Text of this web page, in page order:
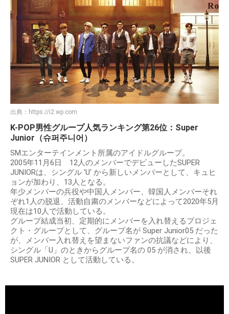
出典： https://i2.wp.com
K-POP男性グループ人気ランキング第26位：Super
Junior（슈퍼주니어）
SMエンターテインメント所属のアイドルグループ。
2005年11月6日 12人のメンバーでデビューしたSUPER
JUNIORは、シングル 'U' から新しいメンバーとして、キュヒ
ョンが加わり、13人となる。
年少メンバーの兵役や中国人メンバー、韓国人メンバーそれ
ぞれ1人の脱退、活動自粛のメンバーなどによって2020年5月
現在は10人で活動している。
グループ結成当初、定期的にメンバーを入れ替えるプロジェ
クト・グループとして、グループ名が Super Junior05 だった
が、メンバー入れ替えを望まないファンの抗議などにより、
シングル「U」のときからグループ名の 05 が消され、以後
SUPER JUNIOR として活動している。